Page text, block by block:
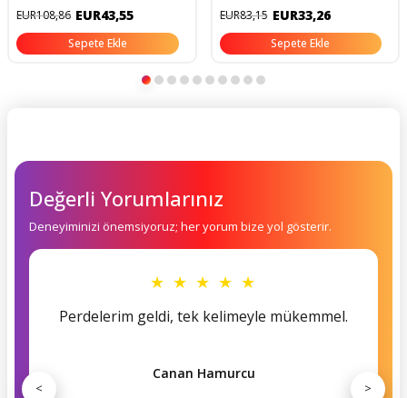
EUR108,86 EUR43,55
Sepete Ekle
EUR83,15 EUR33,26
Sepete Ekle
Değerli Yorumlarınız
Deneyiminizi önemsiyoruz; her yorum bize yol gösterir.
★ ★ ★ ★ ★
Perdelerim geldi, tek kelimeyle mükemmel.
Canan Hamurcu
< >